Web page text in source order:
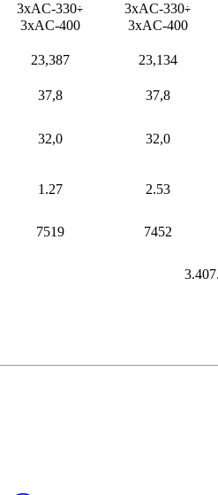
3xAC-330÷
3xAC-400
3xAC-330÷
3xAC-400
23,387 23,134
37,8
37,8
32,0 32,0
1.27 2.53
7519 7452